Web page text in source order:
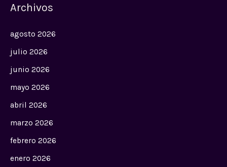
Archivos
agosto 2026
julio 2026
junio 2026
mayo 2026
abril 2026
marzo 2026
febrero 2026
enero 2026